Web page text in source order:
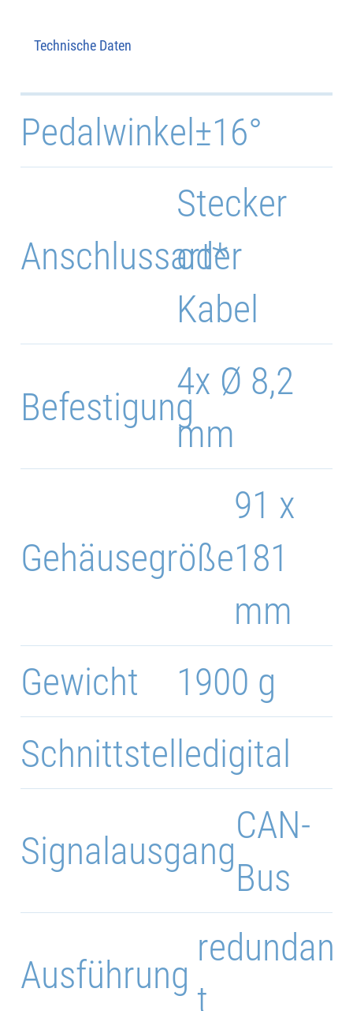
Technische Daten
±16°
Pedalwinkel
Stecker
oder
Kabel
Anschlussart*
4x Ø 8,2
mm
Befestigung
91 x
181
mm
Gehäusegröße
1900 g
Gewicht
digital
Schnittstelle
CAN-
Bus
Signalausgang
redundan
t
Ausführung